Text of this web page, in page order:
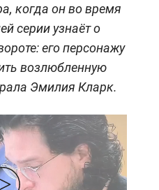
когда он во время
серии узнаёт о
его персонажу
возлюбленную
Эмилия Кларк.